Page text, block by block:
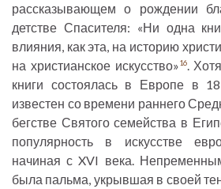
рассказывающем о рождении
детстве Спасителя: «Ни одна
влияния, как эта, на историю
на христианское искусство»16.
книги состоялась в Европе в
известен со времени раннего
бегстве Святого семейства в
популярность в искусстве
начиная с XVI века.
была пальма, укрывшая в своей